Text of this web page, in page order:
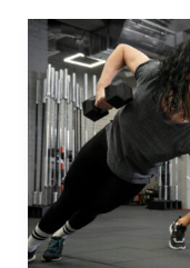
hígado:
Características
y
beneficios
para
la
salud